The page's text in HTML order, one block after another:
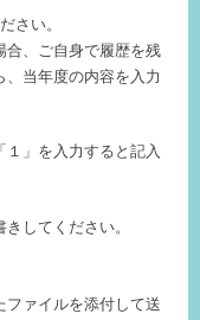
さい。
合、ご自身で履歴を残
、当年度の内容を入力
」を入力すると記入
してください。
ファイルを添付して送